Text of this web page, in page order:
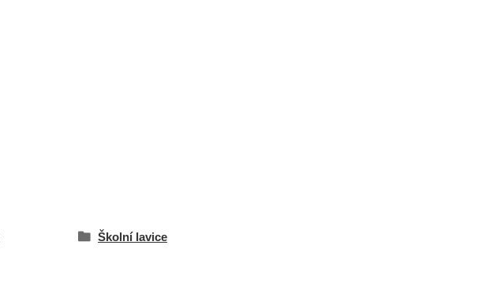
Školní lavice